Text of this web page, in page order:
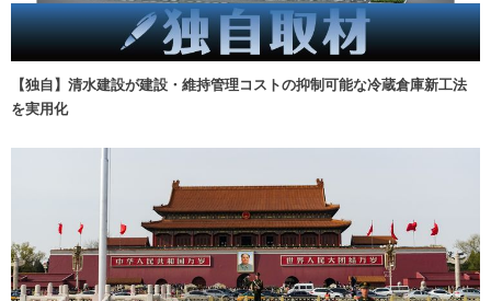
【独自】清水建設が建設・維持管理コストの抑制可能な冷蔵倉庫新工法
を実用化